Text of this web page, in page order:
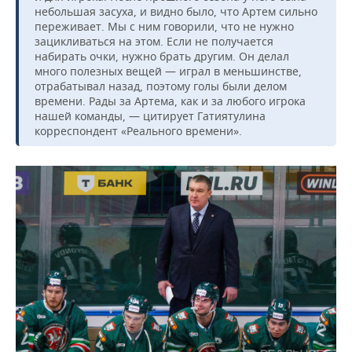
ХОККЕЙ С МЯЧОМ
ПРОИСШЕСТВИЯ
небольшая засуха, и видно было, что Артем сильно
переживает. Мы с ним говорили, что не нужно
зацикливаться на этом. Если не получается
набирать очки, нужно брать другим. Он делал
много полезных вещей — играл в меньшинстве,
отрабатывал назад, поэтому голы были делом
времени. Рады за Артема, как и за любого игрока
нашей команды, — цитирует Гатиятулина
корреспондент «Реального времени».